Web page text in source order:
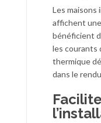
Les
affichent
bénéficient
les courants
thermique
dans le